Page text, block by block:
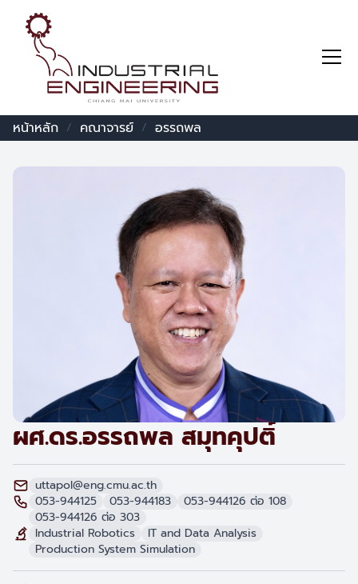
หน้าหลัก / คณาจารย์ / อรรถพล
ผศ.ดร.อรรถพล สมุทคุปติ์
uttapol@eng.cmu.ac.th
053-944125
053-944183
053-944126 ต่อ 108
053-944126 ต่อ 303
Industrial Robotics
IT and Data Analysis
Production System Simulation